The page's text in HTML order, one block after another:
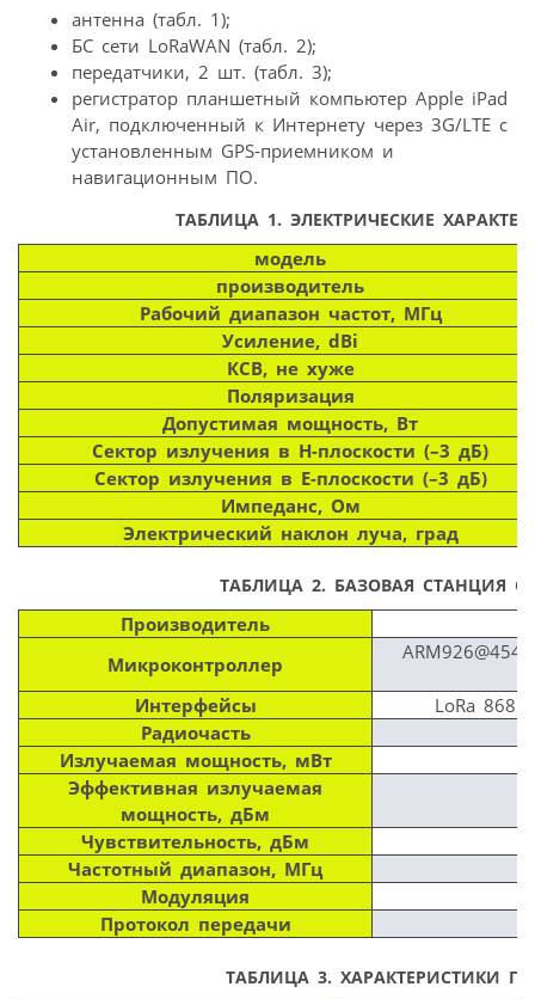
антенна (табл. 1);
БС сети LoRaWAN (табл. 2);
передатчики, 2 шт. (табл. 3);
регистратор планшетный компьютер Apple iРad
Air, подключенный к Интернету через 3G/LTE с
установленным GPS-приемником и
навигационным ПО.
ТАБЛИЦА 1. ЭЛЕКТРИЧЕСКИЕ
модель
производитель
Рабочий диапазон частот, МГц
Усиление, dBi
КСВ, не хуже
Поляризация
Допустимая мощность, Вт
Сектор излучения в H-плоскости (–3 дБ)
Сектор излучения в E-плоскости (–3 дБ)
Импеданс, Ом
Электрический наклон луча, град
ТАБЛИЦА 2. БАЗОВАЯ СТАНЦИЯ
Производитель
Микроконтроллер
Интерфейсы
LoRa
Радиочасть
Излучаемая мощность, мВт
Эффективная излучаемая
мощность, дБм
Чувствительность, дБм
Частотный диапазон, МГц
Модуляция
Протокол передачи
ТАБЛИЦА 3. ХАРАКТЕРИСТИКИ